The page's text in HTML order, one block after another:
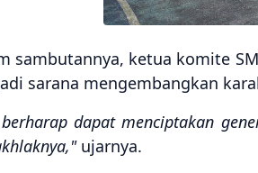
sambutannya, ketua komite
sarana mengembangkan
dapat menciptakan
ujarnya.